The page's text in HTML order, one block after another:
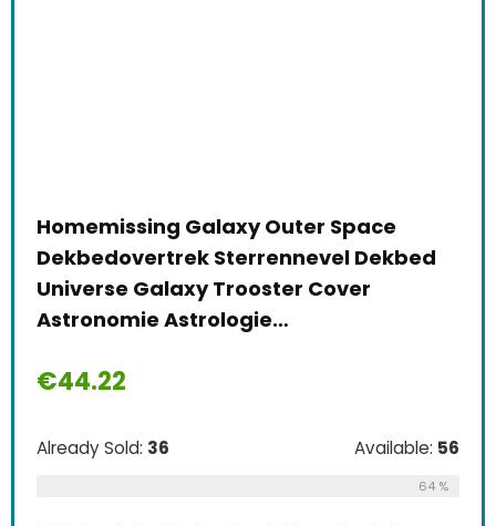
Homemissing Galaxy Outer Space
Dekbedovertrek Sterrennevel Dekbed
Universe Galaxy Trooster Cover
Astronomie Astrologie…
€44.22
Already Sold: 36 Available: 56
64 %